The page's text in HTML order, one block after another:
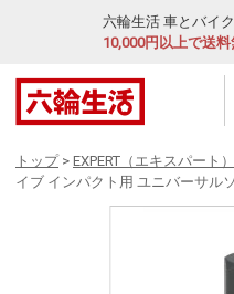
六輪生活 車とバイ
10,000円以上で送
トップ> EXPERT（エキスパート）
イブ インパクト用 ユニバーサル